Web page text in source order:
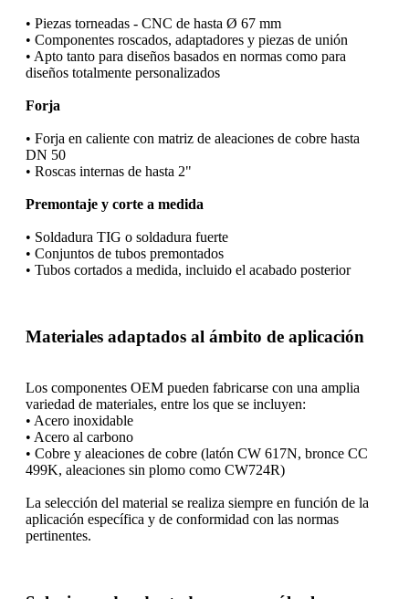
• Piezas torneadas - CNC de hasta Ø 67 mm
• Componentes roscados, adaptadores y piezas de unión
• Apto tanto para diseños basados en normas como para
diseños totalmente personalizados
Forja
• Forja en caliente con matriz de aleaciones de cobre hasta
DN 50
• Roscas internas de hasta 2"
Premontaje y corte a medida
• Soldadura TIG o soldadura fuerte
• Conjuntos de tubos premontados
• Tubos cortados a medida, incluido el acabado posterior
Materiales adaptados al ámbito de aplicación
Los componentes OEM pueden fabricarse con una amplia
variedad de materiales, entre los que se incluyen:
• Acero inoxidable
• Acero al carbono
• Cobre y aleaciones de cobre (latón CW 617N, bronce CC
499K, aleaciones sin plomo como CW724R)
La selección del material se realiza siempre en función de la
aplicación específica y de conformidad con las normas
pertinentes.